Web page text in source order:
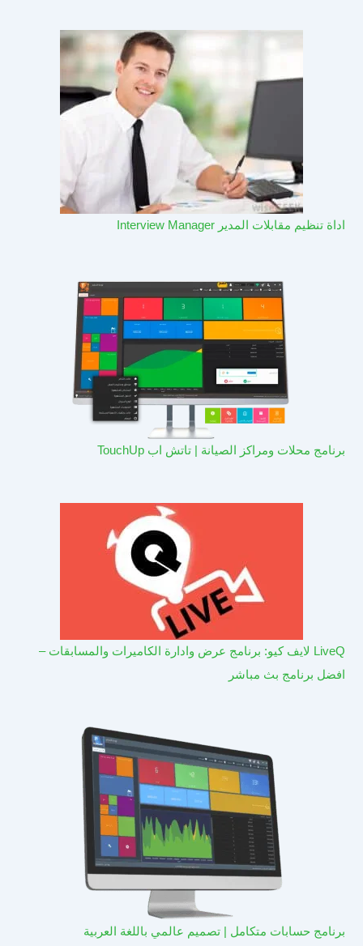
اداة تنظيم مقابلات المدير Interview Manager
برنامج محلات ومراكز الصيانة | تاتش اب TouchUp
LiveQ لايف كيو: برنامج عرض وادارة الكاميرات والمسابقات –
افضل برنامج بث مباشر
برنامج حسابات متكامل | تصميم عالمي باللغة العربية